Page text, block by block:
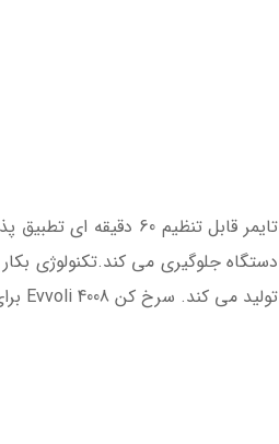
تایمر قابل تنظیم
دستگاه جلوگیری می کند.تکنولوژی
تولید می کند. سرخ کن 4008 Evvoli برای سرخ کردن، پختن، کباب کردن، بخار پز، کباب کردن، bbq، سرخ کردنی و همچنین گرم کردن مجدد عالی است.